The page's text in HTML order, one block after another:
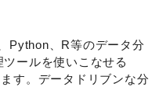
Python、R等のデータ分
ールを使いこなせる
す。データドリブンな分